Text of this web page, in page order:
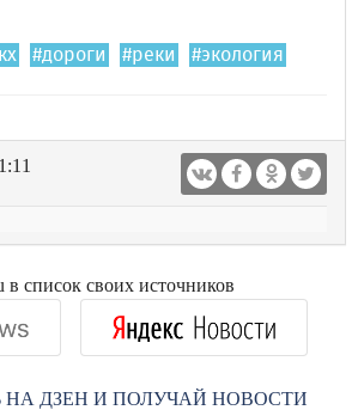
#дороги #реки #экология
в список своих источников
ДЗЕН И ПОЛУЧАЙ НОВОСТИ